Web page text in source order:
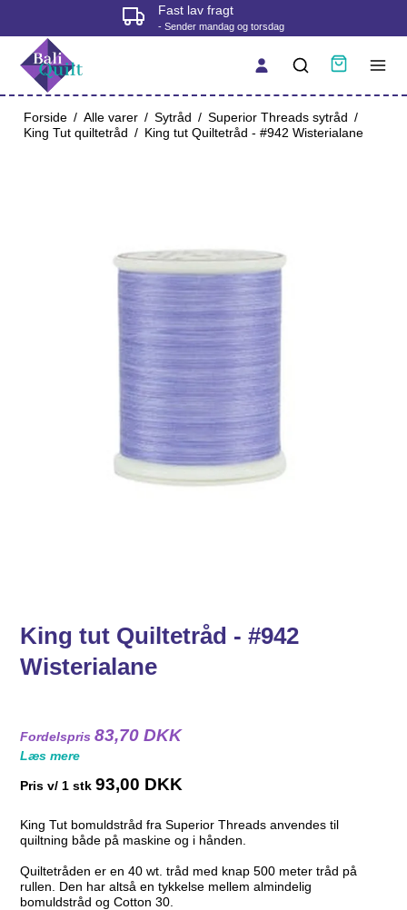
Fast lav fragt
- Sender mandag og torsdag
Forside / Alle varer / Sytråd / Superior Threads sytråd /
King Tut quiltetråd / King tut Quiltetråd - #942 Wisterialane
King tut Quiltetråd - #942
Wisterialane
Fordelspris83,70 DKK
Læs mere
Pris v/ 1 stk 93,00 DKK
King Tut bomuldstråd fra Superior Threads anvendes til
quiltning både på maskine og i hånden.
Quiltetråden er en 40 wt. tråd med knap 500 meter tråd på
rullen. Den har altså en tykkelse mellem almindelig
bomuldstråd og Cotton 30.